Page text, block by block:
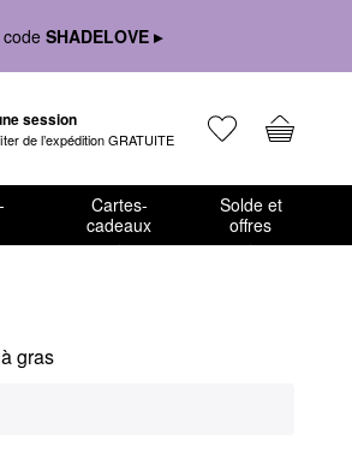
SHADELOVE ▸
session
de l’expédition GRATUITE
Cartes-
cadeaux
Solde et
offres
gras